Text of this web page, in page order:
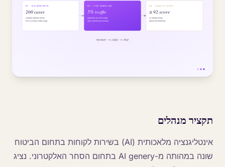
תקציר מנהלים
אינטליגנציה מלאכותית (AI) בשירות לקוחות בתחום הביטוח
שונה במהותה מ-AI genery בתחום הסחר האלקטרוני. נציג